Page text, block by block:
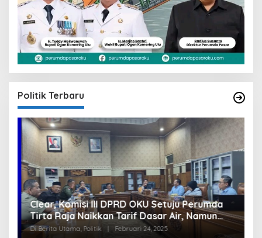
Politik Terbaru
Clear, Komisi III DPRD OKU Setuju Perumda
Tirta Raja Naikkan Tarif Dasar Air, Namun
Bersyarat
Di Berita Utama, Politik Februari 24, 2025